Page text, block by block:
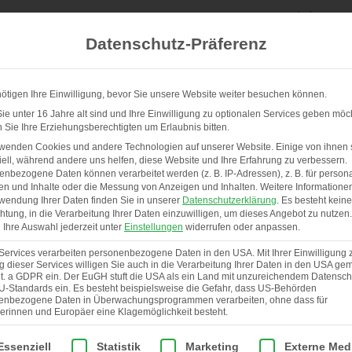
UNSERE STÄLLE & SERVICE
Datenschutz-Präferenz
Ihre Einwilligung, bevor Sie unsere Website weiter besuchen können.
unter 16 Jahre alt sind und Ihre Einwilligung zu optionalen Services geben
Sie Ihre Erziehungsberechtigten um Erlaubnis bitten.
Cookies und andere Technologien auf unserer Website. Einige von ihnen
während andere uns helfen, diese Website und Ihre Erfahrung zu verbessern.
Daten können verarbeitet werden (z. B. IP-Adressen), z. B. für
und Inhalte oder die Messung von Anzeigen und Inhalten. Weitere
Ihrer Daten finden Sie in unserer Datenschutzerklärung. Es besteht keine
in die Verarbeitung Ihrer Daten einzuwilligen, um dieses Angebot zu nutzen.
Ihre Auswahl jederzeit unter Einstellungen widerrufen oder anpassen.
verarbeiten personenbezogene Daten in den USA. Mit Ihrer Einwilligung
dieser Services willigen Sie auch in die Verarbeitung Ihrer Daten in den USA
a GDPR ein. Der EuGH stuft die USA als ein Land mit unzureichendem
Standards ein. Es besteht beispielsweise die Gefahr, dass US-Behörden
Daten in Überwachungsprogrammen verarbeiten, ohne dass für
und Europäer eine Klagemöglichkeit besteht.
eine Liste der Service-Gruppen, für die eine Einwilligung
Statistik Marketing Externe